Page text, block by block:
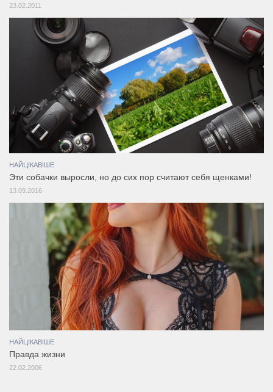
23.02.2011
НАЙЦІКАВІШЕ
Эти собачки выросли, но до сих пор считают себя щенками!
13.09.2016
НАЙЦІКАВІШЕ
Правда жизни
22.02.2006